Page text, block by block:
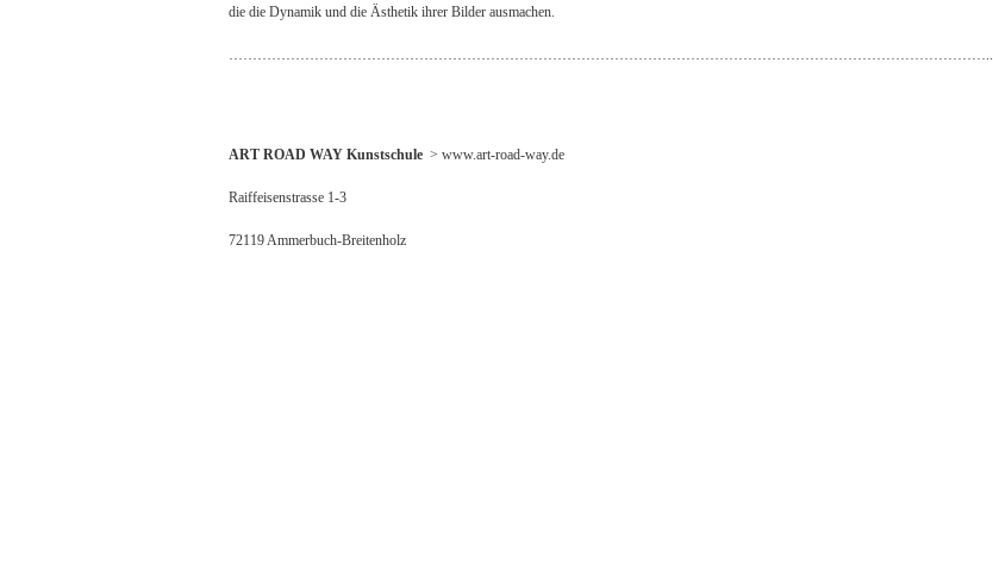
die die Dynamik und die Ästhetik ihrer Bilder ausmachen.
……………………………………………………………………………………………………………………………………………..
ART ROAD WAY Kunstschule > www.art-road-way.de
Raiffeisenstrasse 1-3
72119 Ammerbuch-Breitenholz